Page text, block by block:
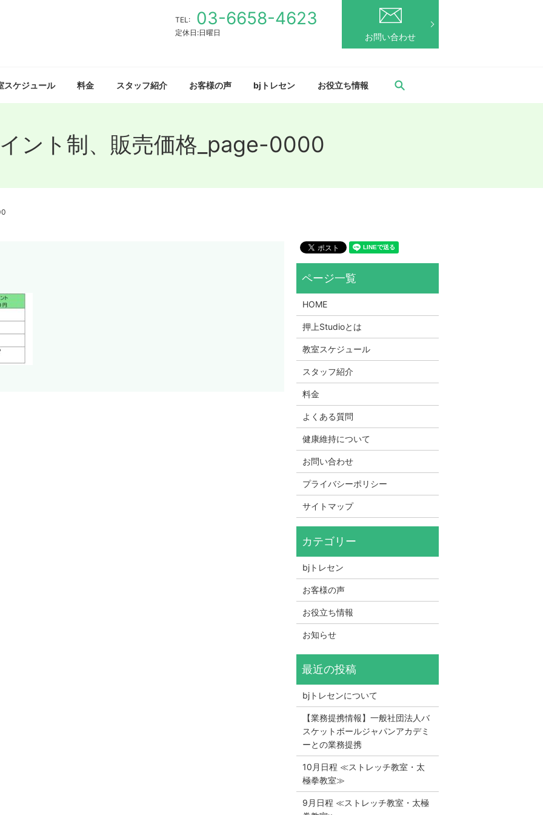
TEL: 03-6658-4623
定休日:日曜日 お問い合わせ
スケジュール 料金 スタッフ紹介 お客様の声 bjトレセン お役立ち情報
ント制、販売価格_page-0000
HOME
押上Studioとは
教室スケジュール
スタッフ紹介
料金
よくある質問
健康維持について
お問い合わせ
プライバシーポリシー
サイトマップ
bjトレセン
お客様の声
お役立ち情報
お知らせ
bjトレセンについて
【業務提携情報】一般社団法人バ
スケットボールジャパンアカデミ
ーとの業務提携
10月日程 ≪ストレッチ教室・太
極拳教室≫
9月日程 ≪ストレッチ教室・太極